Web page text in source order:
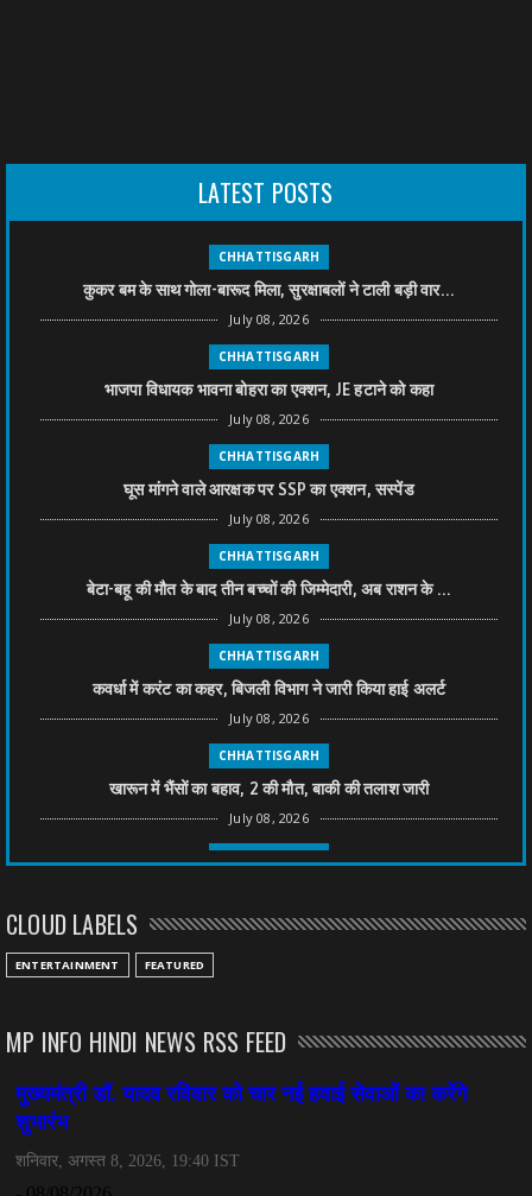
LATEST POSTS
CHHATTISGARH
कुकर बम के साथ गोला-बारूद मिला, सुरक्षाबलों ने टाली बड़ी वार...
July 08, 2026
CHHATTISGARH
भाजपा विधायक भावना बोहरा का एक्शन, JE हटाने को कहा
July 08, 2026
CHHATTISGARH
घूस मांगने वाले आरक्षक पर SSP का एक्शन, सस्पेंड
July 08, 2026
CHHATTISGARH
बेटा-बहू की मौत के बाद तीन बच्चों की जिम्मेदारी, अब राशन के ...
July 08, 2026
CHHATTISGARH
कवर्धा में करंट का कहर, बिजली विभाग ने जारी किया हाई अलर्ट
July 08, 2026
CHHATTISGARH
खारून में भैंसों का बहाव, 2 की मौत, बाकी की तलाश जारी
July 08, 2026
CHHATTISGARH
July 08, 2026
CHHATTISGARH
महादेव ऐप केस में बड़ा एक्शन, सौरभ चंद्राकर हिरासत में
CHHATTISGARH
CLOUD LABELS
ENTERTAINMENT FEATURED
MP INFO HINDI NEWS RSS FEED